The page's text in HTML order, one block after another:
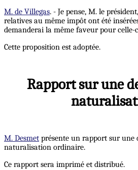
M. de Villegas. - Je pense, M. le
relatives au même impôt ont été
demanderai la même faveur pour celle-
Cette proposition est adoptée.
Rapport sur une
M. Desmet présente un rapport sur une
naturalisation ordinaire.
Ce rapport sera imprimé et distribué.